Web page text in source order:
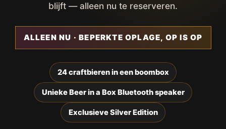
blijft — alleen nu te reserveren.
ALLEEN NU · BEPERKTE OPLAGE, OP IS OP
24 craftbieren in een boombox
Unieke Beer in a Box Bluetooth speaker
Exclusieve Silver Edition